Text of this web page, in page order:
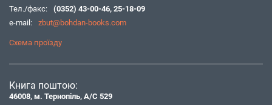
Тел./факс:
(0352) 43-00-46, 25-18-09
e-mail:
zbut@bohdan-books.com
Схема проїзду
Книга поштою:
46008, м. Тернопіль, А/С 529